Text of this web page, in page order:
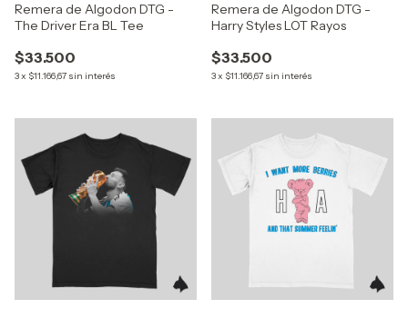
Remera de Algodon DTG -
The Driver Era BL Tee
$33.500
3x $11.166,67 sin interés
Remera de Algodon DTG -
Harry Styles LOT Rayos
$33.500
3x $11.166,67 sin interés